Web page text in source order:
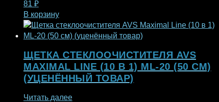
81 ₽
В корзину
ЩЕТКА СТЕКЛООЧИСТИТЕЛЯ AVS
MAXIMAL LINE (10 В 1) ML-20 (50 СМ)
(УЦЕНЁННЫЙ ТОВАР)
Читать далее